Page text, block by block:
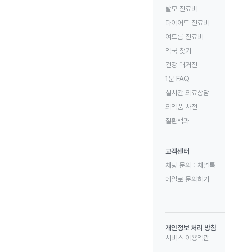
탈모 진료비
다이어트 진료비
여드름 진료비
약국 찾기
건강 매거진
1분 FAQ
실시간 의료상담
의약품 사전
질환백과
고객센터
채팅 문의 : 채널톡
메일로 문의하기
개인정보 처리 방침
서비스 이용약관